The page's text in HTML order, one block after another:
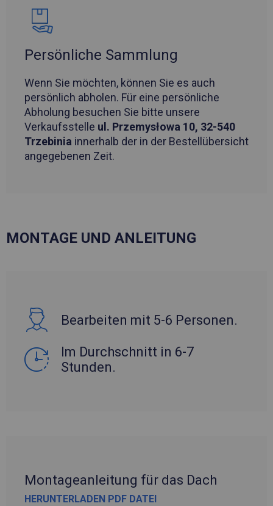
Persönliche Sammlung
Wenn Sie möchten, können Sie es auch
persönlich abholen. Für eine persönliche
Abholung besuchen Sie bitte unsere
Verkaufsstelle ul. Przemysłowa 10, 32-540
Trzebinia innerhalb der in der Bestellübersicht
angegebenen Zeit.
MONTAGE UND ANLEITUNG
Bearbeiten mit 5-6 Personen.
Im Durchschnitt in 6-7
Stunden.
Montageanleitung für das Dach
HERUNTERLADEN PDF DATEI